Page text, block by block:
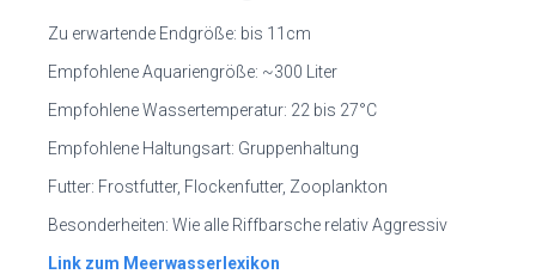
Zu erwartende Endgröße: bis 11cm
Empfohlene Aquariengröße: ~300 Liter
Empfohlene Wassertemperatur: 22 bis 27°C
Empfohlene Haltungsart: Gruppenhaltung
Futter: Frostfutter, Flockenfutter, Zooplankton
Besonderheiten: Wie alle Riffbarsche relativ Aggressiv
Link zum Meerwasserlexikon